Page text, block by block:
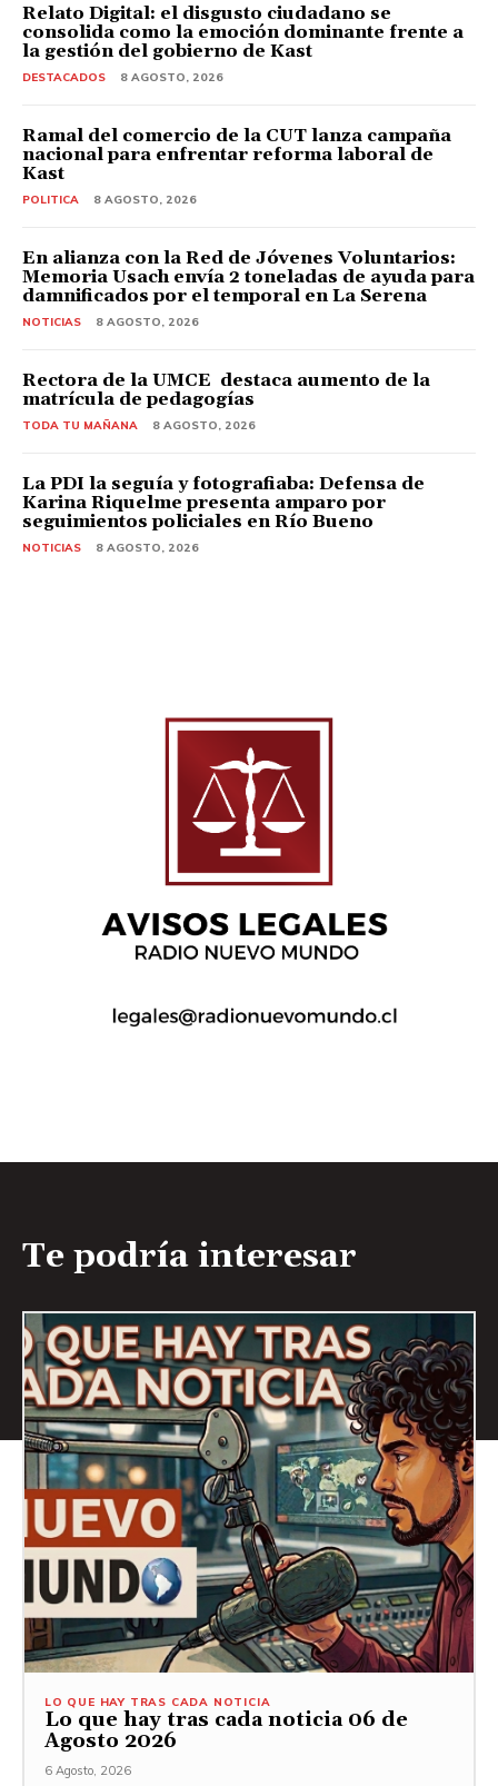
Relato Digital: el disgusto ciudadano se
consolida como la emoción dominante frente a
la gestión del gobierno de Kast
DESTACADOS 8 AGOSTO, 2026
Ramal del comercio de la CUT lanza campaña
nacional para enfrentar reforma laboral de
Kast
POLITICA 8 AGOSTO, 2026
En alianza con la Red de Jóvenes Voluntarios:
Memoria Usach envía 2 toneladas de ayuda para
damnificados por el temporal en La Serena
NOTICIAS 8 AGOSTO, 2026
Rectora de la UMCE destaca aumento de la
matrícula de pedagogías
TODA TU MAÑANA 8 AGOSTO, 2026
La PDI la seguía y fotografiaba: Defensa de
Karina Riquelme presenta amparo por
seguimientos policiales en Río Bueno
NOTICIAS 8 AGOSTO, 2026
Te podría interesar
LO QUE HAY TRAS CADA NOTICIA
Lo que hay tras cada noticia 06 de
Agosto 2026
6 Agosto, 2026